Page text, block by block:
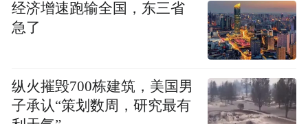
经济增速跑输全国，东三省
急了
纵火摧毁700栋建筑，美国男
子承认“策划数周，研究最有